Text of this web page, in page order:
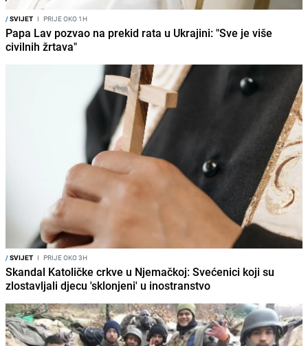
/SVIJET I PRIJE OKO 1H
Papa Lav pozvao na prekid rata u Ukrajini: "Sve je više
civilnih žrtava"
/SVIJET I PRIJE OKO 3H
Skandal Katoličke crkve u Njemačkoj: Svećenici koji su
zlostavljali djecu 'sklonjeni' u inostranstvo